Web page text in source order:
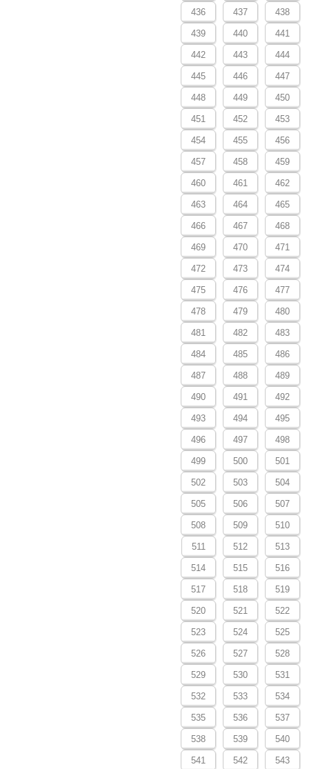
436 437 438
439 440 441
442 443 444
445 446 447
448 449 450
451 452 453
454 455 456
457 458 459
460 461 462
463 464 465
466 467 468
469 470 471
472 473 474
475 476 477
478 479 480
481 482 483
484 485 486
487 488 489
490 491 492
493 494 495
496 497 498
499 500 501
502 503 504
505 506 507
508 509 510
511 512 513
514 515 516
517 518 519
520 521 522
523 524 525
526 527 528
529 530 531
532 533 534
535 536 537
538 539 540
541 542 543